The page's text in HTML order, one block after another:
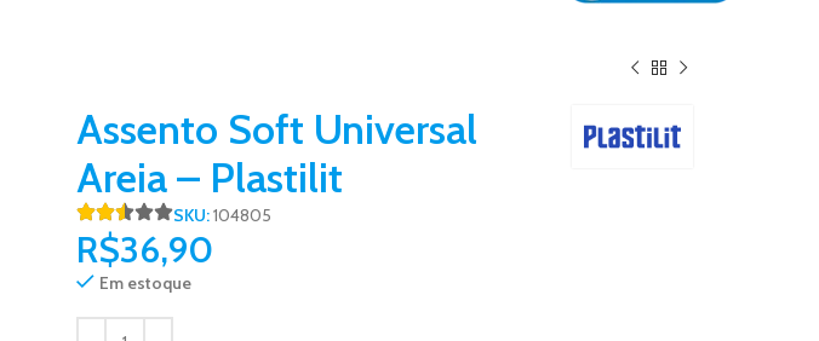
Assento Soft Universal
Areia – Plastilit
SKU:104805
R$36,90
Em estoque